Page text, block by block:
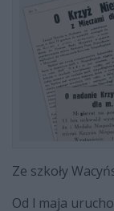
Ze szkoły
Od l maja